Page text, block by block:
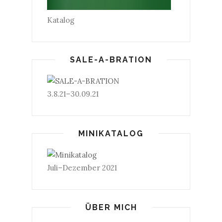
Katalog
SALE-A-BRATION
3.8.21–30.09.21
MINIKATALOG
Juli–Dezember 2021
ÜBER MICH